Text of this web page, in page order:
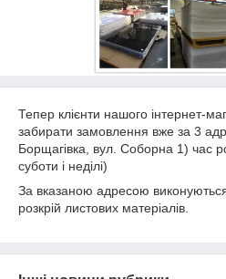
Тепер клієнти нашого інтернет-
забирати замовлення вже за 3
Борщагівка, вул. Соборна 1) час
суботи і неділі)
За вказаною адресою
розкрій листових матеріалів.